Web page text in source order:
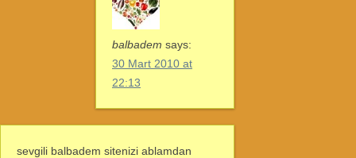
balbadem says:
30 Mart 2010 at
22:13
sevgili balbadem sitenizi ablamdan